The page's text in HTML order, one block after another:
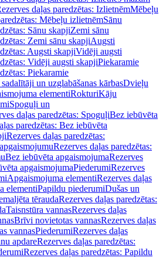
daļas paredzētas: IzlietnēmMēbeļu
Mēbeļu izlietnēmSānu
Sānu skapjiZemi sānu
Zemi sānu skapjiAugsti
Augsti skapjiVidēji augsti
Vidēji augsti skapjiPiekaramie
Piekaramie
un uzglabāšanas kārbasDvieļu
elementiRokturiKāju
Spoguļi un
daļas paredzētas: SpoguļiBez iebūvēta
paredzētas: Bez iebūvēta
Rezerves daļas paredzētas:
Rezerves daļas paredzētas:
Bez iebūvēta apgaismojumaRezerves
apgaismojumaPiederumiRezerves
Apgaismojuma elementiRezerves daļas
elementiPapildu piederumiDušas un
tēraudaRezerves daļas paredzētas:
Taisnstūra vannasRezerves daļas
Brīvi novietotas vannasRezerves daļas
vannasPiederumiRezerves daļas
apdareRezerves daļas paredzētas:
Rezerves daļas paredzētas: Papildu